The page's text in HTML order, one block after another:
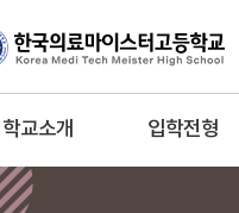
학교소개 입학전형